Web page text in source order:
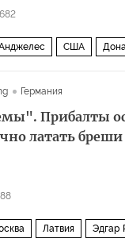
США
Германия
Прибалты
латать бреши
Латвия Эдгар